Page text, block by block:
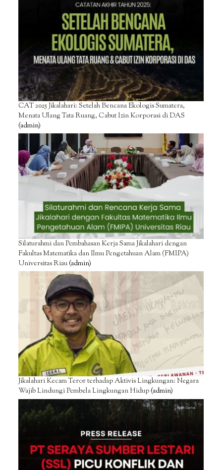
CAT 2025 Jikalahari: Setelah Bencana Ekologis Sumatera,
Menata Ulang Tata Ruang, Cabut Izin Korporasi di DAS
(admin)
Silaturahmi dan Pembahasan Kerja Sama Jikalahari dengan
Fakultas Matematika dan Ilmu Pengetahuan Alam (FMIPA)
Universitas Riau(admin)
Jikalahari Kecam Teror terhadap Aktivis Lingkungan: Negara
Wajib Lindungi Pembela Lingkungan Hidup(admin)